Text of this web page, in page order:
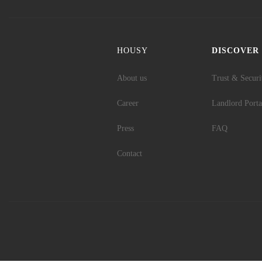
HOUSY
About us
Career
Press
Contact
DISCOVER
Trust &
Landlord
FAQ